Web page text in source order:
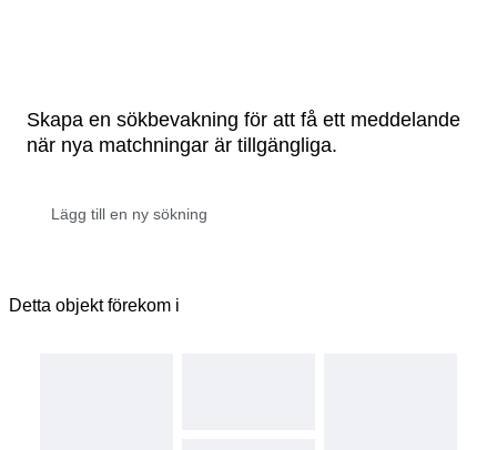
Skapa en sökbevakning för att få ett meddelande
när nya matchningar är tillgängliga.
Detta objekt förekom i